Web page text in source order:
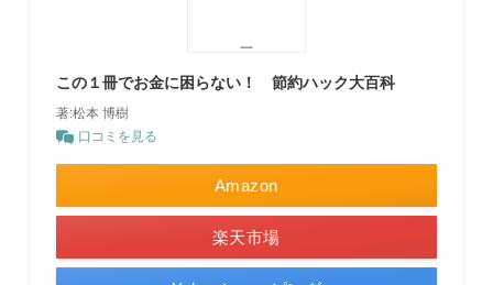
この１冊でお金に困らない！ 節約ハック大百科
著:松本 博樹
口コミを見る
Amazon
楽天市場